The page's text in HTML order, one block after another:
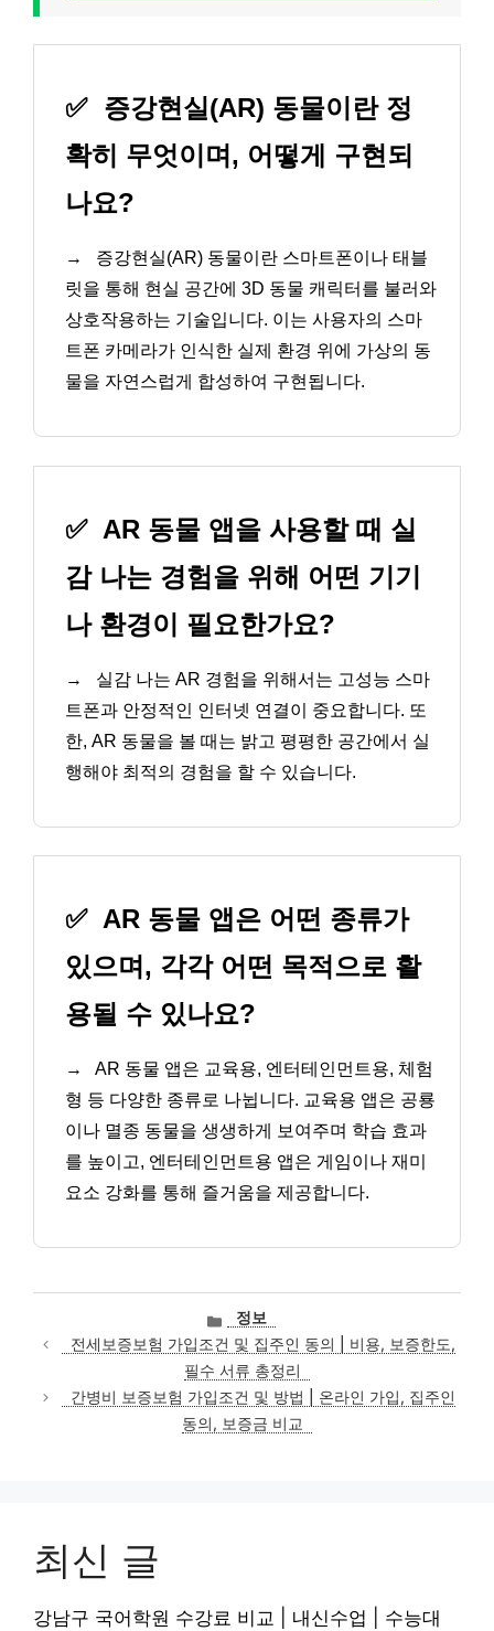
✅ 증강현실(AR) 동물이란 정
확히 무엇이며, 어떻게 구현되
나요?
→
증강현실(AR) 동물이란 스마트폰이나 태블
릿을 통해 현실 공간에 3D 동물 캐릭터를 불러와
상호작용하는 기술입니다. 이는 사용자의 스마
트폰 카메라가 인식한 실제 환경 위에 가상의 동
물을 자연스럽게 합성하여 구현됩니다.
✅ AR 동물 앱을 사용할 때 실
감 나는 경험을 위해 어떤 기기
나 환경이 필요한가요?
→
실감 나는 AR 경험을 위해서는 고성능 스마
트폰과 안정적인 인터넷 연결이 중요합니다. 또
한, AR 동물을 볼 때는 밝고 평평한 공간에서 실
행해야 최적의 경험을 할 수 있습니다.
✅ AR 동물 앱은 어떤 종류가
있으며, 각각 어떤 목적으로 활
용될 수 있나요?
→
AR 동물 앱은 교육용, 엔터테인먼트용, 체험
형 등 다양한 종류로 나뉩니다. 교육용 앱은 공룡
이나 멸종 동물을 생생하게 보여주며 학습 효과
를 높이고, 엔터테인먼트용 앱은 게임이나 재미
요소 강화를 통해 즐거움을 제공합니다.
카
테
고
리
정보
전세보증보험 가입조건 및 집주인 동의 | 비용, 보증한도,
필수 서류 총정리
간병비 보증보험 가입조건 및 방법 | 온라인 가입, 집주인
동의, 보증금 비교
최신 글
강남구 국어학원 수강료 비교 | 내신수업 | 수능대